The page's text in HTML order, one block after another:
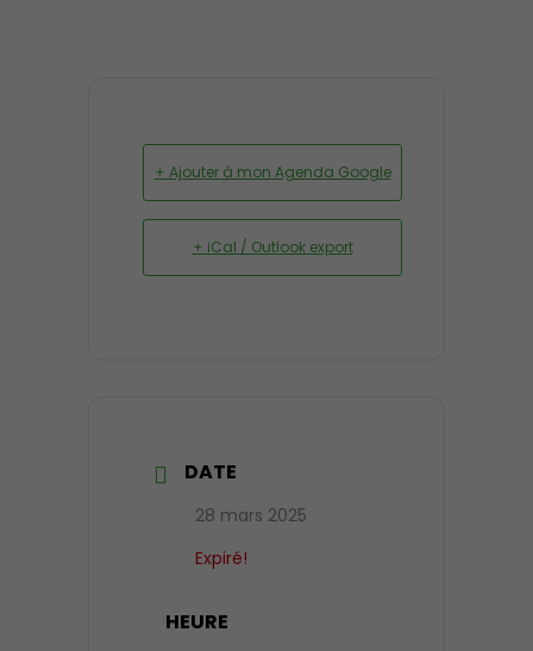
+ Ajouter à mon Agenda Google
+ iCal / Outlook export
DATE
28 mars 2025
Expiré!
HEURE